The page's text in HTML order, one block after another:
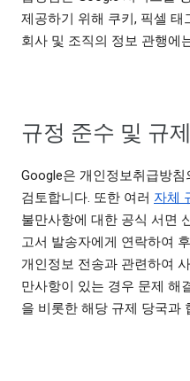
제공하기 위해 쿠키, 픽셀
회사 및 조직의 정보 관행에
규정 준수 및 규
Google은 개인정보취급방
검토합니다. 또한 여러 자체
불만사항에 대한 공식 서면
고서 발송자에게 연락하여
개인정보 전송과 관련하여
만사항이 있는 경우 문제 해
을 비롯한 해당 규제 당국과